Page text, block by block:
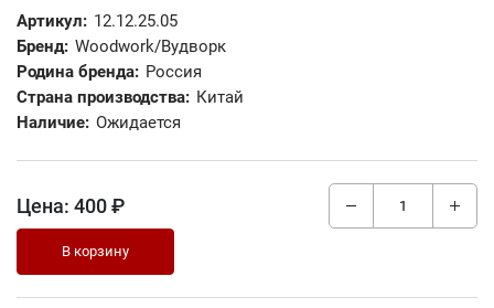
Артикул: 12.12.25.05
Бренд: Woodwork/Вудворк
Родина бренда: Россия
Страна производства: Китай
Наличие: Ожидается
Цена: 400 ₽
В корзину